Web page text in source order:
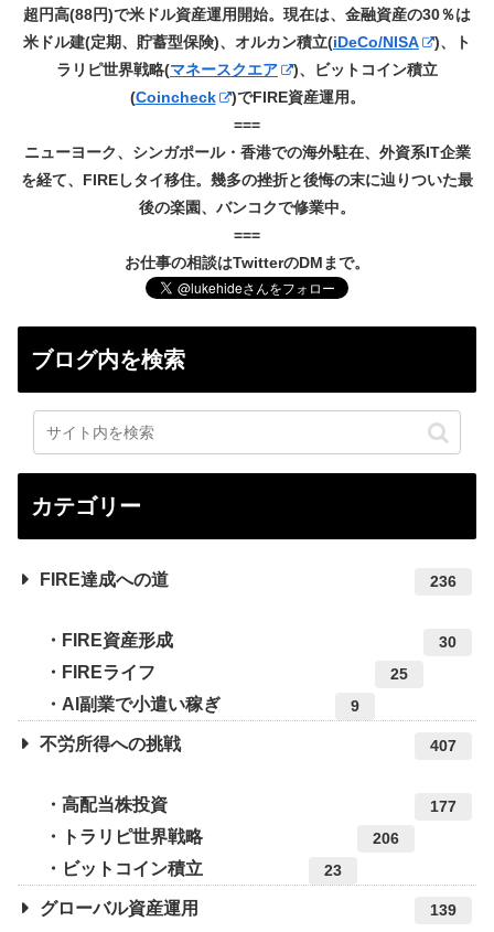
超円高(88円)で米ドル資産運用開始。現在は、金融資産の30％は
米ドル建(定期、貯蓄型保険)、オルカン積立(iDeCo/NISA
)、ト
ラリピ世界戦略(マネースクエア
)、ビットコイン積立
(Coincheck
)でFIRE資産運用。
===
ニューヨーク、シンガポール・香港での海外駐在、外資系IT企業
を経て、FIREしタイ移住。幾多の挫折と後悔の末に辿りついた最
後の楽園、バンコクで修業中。
===
お仕事の相談はTwitterのDMまで。
ブログ内を検索
カテゴリー
FIRE達成への道 236
FIRE資産形成 30
FIREライフ 25
AI副業で小遣い稼ぎ 9
不労所得への挑戦 407
高配当株投資 177
トラリピ世界戦略 206
ビットコイン積立 23
グローバル資産運用 139